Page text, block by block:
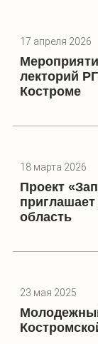
17 апреля 2026
лекторий
Костроме
18 марта 2026
Проект
область
23 мая 2025